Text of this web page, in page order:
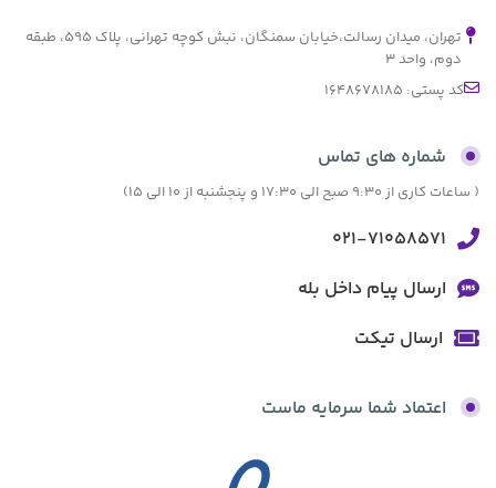
تهران، میدان رسالت،خیابان سمنگان، نبش کوچه تهرانی، پلاک ۵۹۵، طبقه
دوم، واحد ۳
کد پستی: 1648678185
شماره های تماس
( ساعات کاری از 9:30 صبح الی 17:30 و پنجشنبه از 10 الی 15)
021-71058571
ارسال پیام داخل بله
ارسال تیکت
اعتماد شما سرمایه ماست